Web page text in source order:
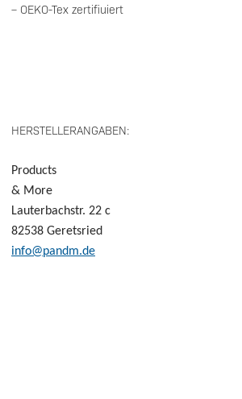
– OEKO-Tex zertifiuiert
HERSTELLERANGABEN:
Products
& More
Lauterbachstr. 22 c
82538 Geretsried
info@pandm.de